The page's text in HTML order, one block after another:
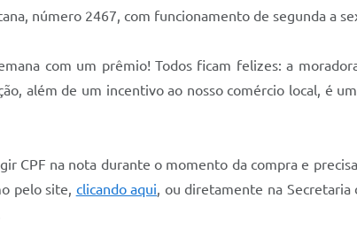
número 2467, com funcionamento de segunda a
com um prêmio! Todos ficam felizes: a
além de um incentivo ao nosso comércio local, é
CPF na nota durante o momento da compra e
pelo site, clicando aqui, ou diretamente na Secretaria